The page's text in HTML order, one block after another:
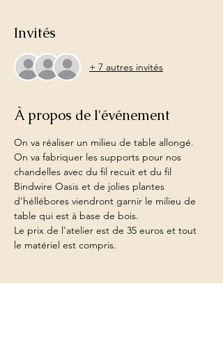
Invités
+ 7 autres invités
À propos de l'événement
On va réaliser un milieu de table allongé.
On va fabriquer les supports pour nos
chandelles avec du fil recuit et du fil
Bindwire Oasis et de jolies plantes
d'héllébores viendront garnir le milieu de
table qui est à base de bois.
Le prix de l'atelier est de 35 euros et tout
le matériel est compris.